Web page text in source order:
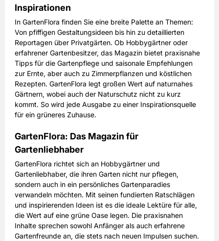
Inspirationen
In GartenFlora finden Sie eine breite Palette an Themen:
Von pfiffigen Gestaltungsideen bis hin zu detaillierten
Reportagen über Privatgärten. Ob Hobbygärtner oder
erfahrener Gartenbesitzer, das Magazin bietet praxisnahe
Tipps für die Gartenpflege und saisonale Empfehlungen
zur Ernte, aber auch zu Zimmerpflanzen und köstlichen
Rezepten. GartenFlora legt großen Wert auf naturnahes
Gärtnern, wobei auch der Naturschutz nicht zu kurz
kommt. So wird jede Ausgabe zu einer Inspirationsquelle
für ein grüneres Zuhause.
GartenFlora: Das Magazin für
Gartenliebhaber
GartenFlora richtet sich an Hobbygärtner und
Gartenliebhaber, die ihren Garten nicht nur pflegen,
sondern auch in ein persönliches Gartenparadies
verwandeln möchten. Mit seinen fundierten Ratschlägen
und inspirierenden Ideen ist es die ideale Lektüre für alle,
die Wert auf eine grüne Oase legen. Die praxisnahen
Inhalte sprechen sowohl Anfänger als auch erfahrene
Gartenfreunde an, die stets nach neuen Impulsen suchen.